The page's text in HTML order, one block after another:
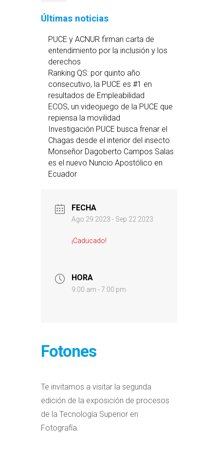
Últimas noticias
PUCE y ACNUR firman carta de
entendimiento por la inclusión y los
derechos
Ranking QS: por quinto año
consecutivo, la PUCE es #1 en
resultados de Empleabilidad
ECOS, un videojuego de la PUCE que
repiensa la movilidad
Investigación PUCE busca frenar el
Chagas desde el interior del insecto
Monseñor Dagoberto Campos Salas
es el nuevo Nuncio Apostólico en
Ecuador
FECHA
Ago 29 2023 - Sep 22 2023
¡Caducado!
HORA
9:00 am - 7:00 pm
Fotones
Te invitamos a visitar la segunda
edición de la exposición de procesos
de la Tecnología Superior en
Fotografía.